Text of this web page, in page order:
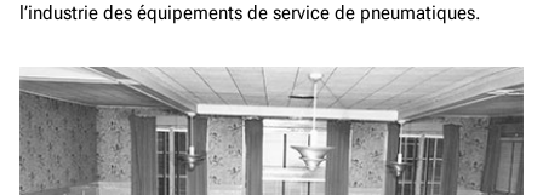
l’industrie des équipements de service de pneumatiques.